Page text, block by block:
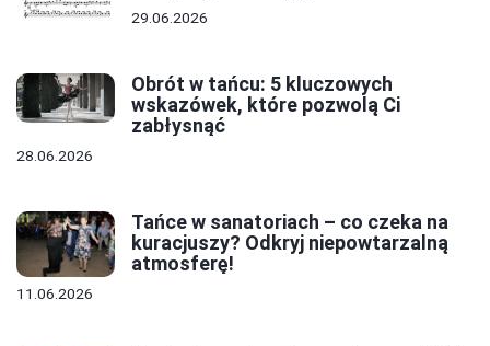
29.06.2026
Obrót w tańcu: 5 kluczowych
wskazówek, które pozwolą Ci
zabłysnąć
28.06.2026
Tańce w sanatoriach – co czeka na
kuracjuszy? Odkryj niepowtarzalną
atmosferę!
11.06.2026